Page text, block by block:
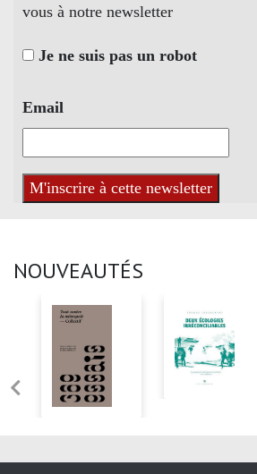
vous à notre newsletter
Je ne suis pas un robot
Email
NOUVEAUTÉS